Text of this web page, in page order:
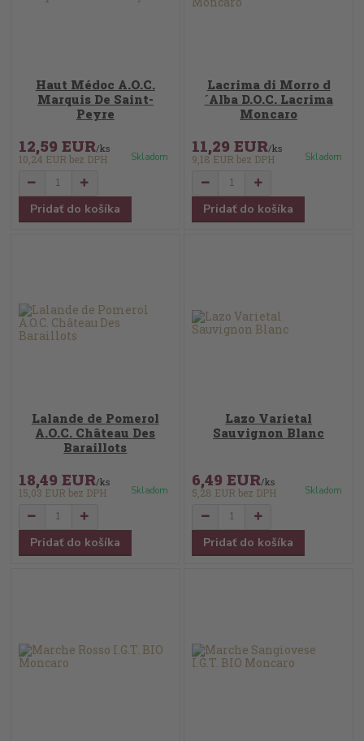
Haut Médoc A.O.C.
Marquis De Saint-
Peyre
12,59 EUR/ks
10,24 EUR bez DPH Skladom
Pridať do košíka
Lacrima di Morro d
´Alba D.O.C. Lacrima
Moncaro
11,29 EUR/ks
9,18 EURbez DPH Skladom
Pridať do košíka
Lalande de Pomerol
A.O.C. Château Des
Baraillots
18,49 EUR/ks
15,03 EUR bez DPH Skladom
Pridať do košíka
Lazo Varietal
Sauvignon Blanc
6,49 EUR/ks
5,28 EURbez DPH Skladom
Pridať do košíka